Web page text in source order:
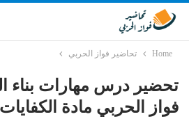
Home تحاضير فواز الحربي
تحضير درس مهارات بناء